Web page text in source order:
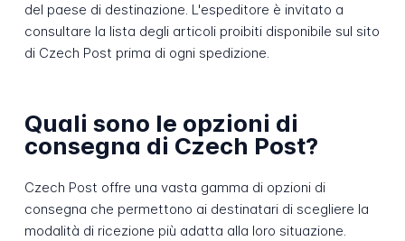
del paese di destinazione. L'espeditore è invitato a
consultare la lista degli articoli proibiti disponibile sul sito
di Czech Post prima di ogni spedizione.
Quali sono le opzioni di
consegna di Czech Post?
Czech Post offre una vasta gamma di opzioni di
consegna che permettono ai destinatari di scegliere la
modalità di ricezione più adatta alla loro situazione.